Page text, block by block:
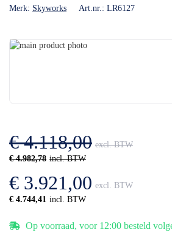
Merk: Skyworks Art.nr.: LR6127
Ga
gallerij
€ 4.982,78
€ 4.118,00
€ 4.744,41
€ 3.921,00
Op voorraad, voor 12:00 besteld